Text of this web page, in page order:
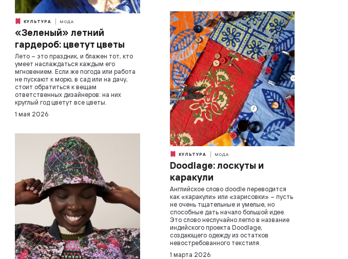
КУЛЬТУРА МОДА
«Зеленый» летний
гардероб: цветут цветы
Лето – это праздник, и блажен тот, кто
умеет наслаждаться каждым его
мгновением. Если же погода или работа
не пускают к морю, в сад или на дачу,
стоит обратиться к вещам
ответственных дизайнеров: на них
круглый год цветут все цветы.
1 мая 2026
КУЛЬТУРА МОДА
Doodlage: лоскуты и
каракули
Английское слово doodle переводится
как «каракули» или «зарисовки» – пусть
не очень тщательные и умелые, но
способные дать начало большой идее.
Это слово неслучайно легло в название
индийского проекта Doodlage,
создающего одежду из остатков
невостребованного текстиля.
1 марта 2026